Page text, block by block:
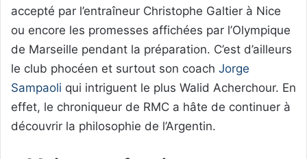
accepté par l’entraîneur Christophe Galtier à Nice
ou encore les promesses affichées par l’Olympique
de Marseille pendant la préparation. C’est d’ailleurs
le club phocéen et surtout son coach Jorge
Sampaoli qui intriguent le plus Walid Acherchour. En
effet, le chroniqueur de RMC a hâte de continuer à
découvrir la philosophie de l’Argentin.